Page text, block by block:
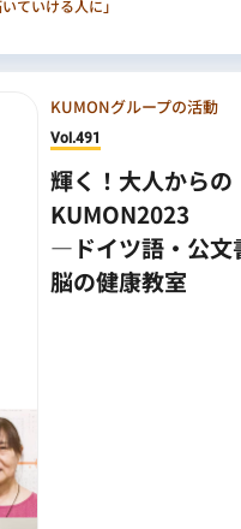
ていける人に」
KUMONグループの活動
Vol.491
輝く！大人からの
KUMON2023
―ドイツ語・公文
脳の健康教室